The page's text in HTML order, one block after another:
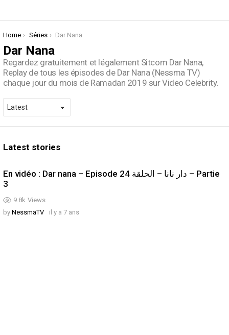
You are here:
Home Séries Dar Nana
Dar Nana
Regardez gratuitement et légalement Sitcom Dar Nana,
Replay de tous les épisodes de Dar Nana (Nessma TV)
chaque jour du mois de Ramadan 2019 sur Video Celebrity.
Latest stories
9.8k Views
En vidéo : Dar nana – Episode 24 دار نانا – الحلقة – Partie
3
by NessmaTV il y a 7 ans